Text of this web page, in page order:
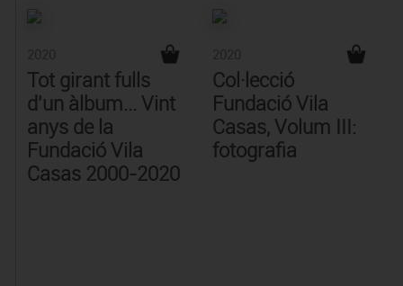
Tot girant fulls
d'un àlbum... Vint
anys de la
Fundació Vila
Casas 2000-2020
Col·lecció
Fundació Vila
Casas, Volum III:
fotografia